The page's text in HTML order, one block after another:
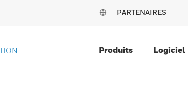
PARTENAIRES
Produits Logiciel